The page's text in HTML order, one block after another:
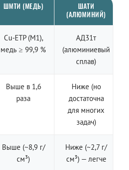
ШМТИ (МЕДЬ)
ШАТИ
(АЛЮМИНИЙ)
Cu-ETP (M1),
медь ≥ 99,9 %
АД31т
(алюминиевый
сплав)
Выше в 1,6
раза
Ниже (но
достаточна
для многих
задач)
Выше (~8,9 г/
см³)
Ниже (~2,7 г/
см³) — легче